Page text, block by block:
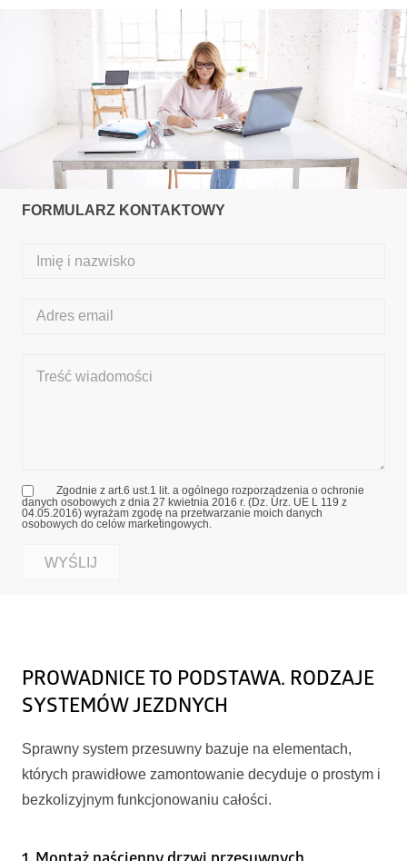
FORMULARZ KONTAKTOWY
Zgodnie z art.6 ust.1 lit. a ogólnego rozporządzenia o ochronie
danych osobowych z dnia 27 kwietnia 2016 r. (Dz. Urz. UE L 119 z
04.05.2016) wyrażam zgodę na przetwarzanie moich danych
osobowych do celów marketingowych.
PROWADNICE TO PODSTAWA. RODZAJE
SYSTEMÓW JEZDNYCH
Sprawny system przesuwny bazuje na elementach,
których prawidłowe zamontowanie decyduje o prostym i
bezkolizyjnym funkcjonowaniu całości.